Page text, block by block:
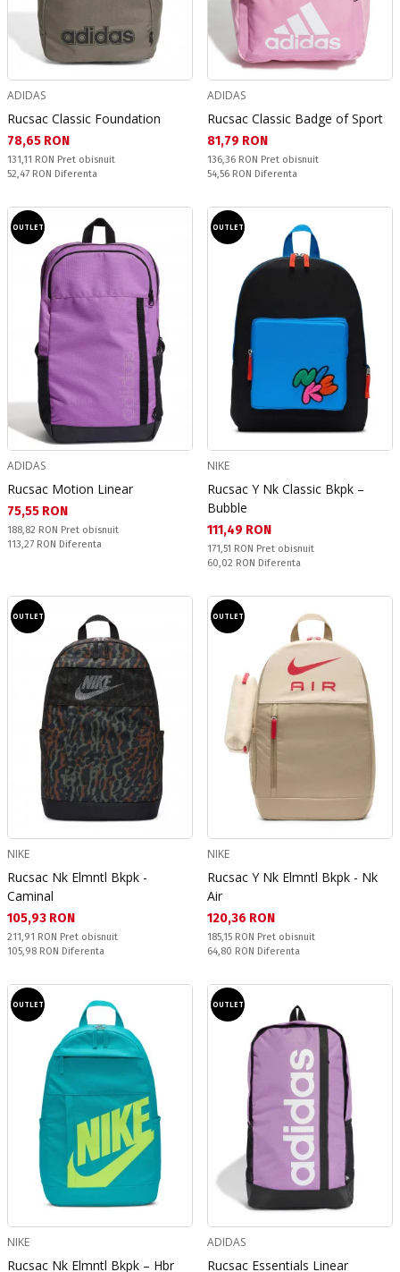
ADIDAS
Rucsac Classic Foundation
Текуща цена:
78,65 RON
Pret obisnuit:
131,11 RON Pret obisnuit
Спестявате:
52,47 RON Diferenta
ADIDAS
Rucsac Classic Badge of Sport
Текуща цена:
81,79 RON
Pret obisnuit:
136,36 RON Pret obisnuit
Спестявате:
54,56 RON Diferenta
OUTLET
ADIDAS
Rucsac Motion Linear
Текуща цена:
75,55 RON
Pret obisnuit:
188,82 RON Pret obisnuit
Спестявате:
113,27 RON Diferenta
OUTLET
NIKE
Rucsac Y Nk Classic Bkpk –
Bubble
Текуща цена:
111,49 RON
Pret obisnuit:
171,51 RON Pret obisnuit
Спестявате:
60,02 RON Diferenta
OUTLET
NIKE
Rucsac Nk Elmntl Bkpk -
Caminal
Текуща цена:
105,93 RON
Pret obisnuit:
211,91 RON Pret obisnuit
Спестявате:
105,98 RON Diferenta
OUTLET
NIKE
Rucsac Y Nk Elmntl Bkpk - Nk
Air
Текуща цена:
120,36 RON
Pret obisnuit:
185,15 RON Pret obisnuit
Спестявате:
64,80 RON Diferenta
OUTLET
NIKE
Rucsac Nk Elmntl Bkpk – Hbr
OUTLET
ADIDAS
Rucsac Essentials Linear